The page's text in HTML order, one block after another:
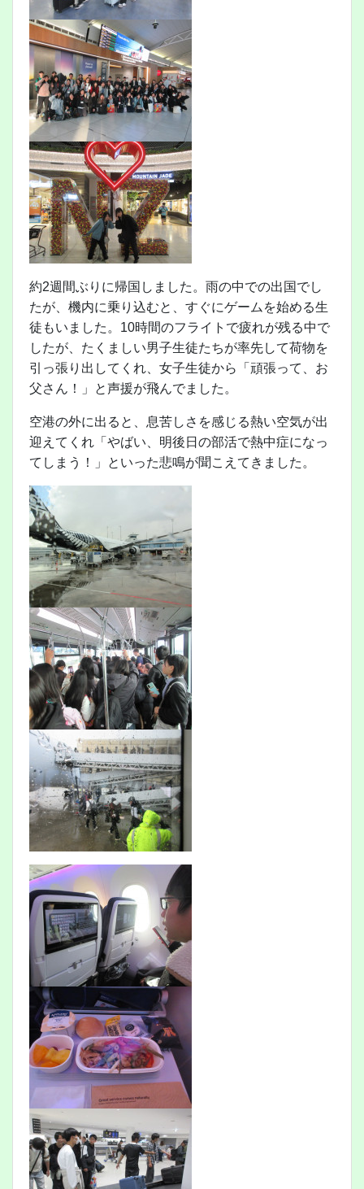
約2週間ぶりに帰国しました。雨の中での出国でし
たが、機内に乗り込むと、すぐにゲームを始める生
徒もいました。10時間のフライトで疲れが残る中で
したが、たくましい男子生徒たちが率先して荷物を
引っ張り出してくれ、女子生徒から「頑張って、お
父さん！」と声援が飛んでました。
空港の外に出ると、息苦しさを感じる熱い空気が出
迎えてくれ「やばい、明後日の部活で熱中症になっ
てしまう！」といった悲鳴が聞こえてきました。